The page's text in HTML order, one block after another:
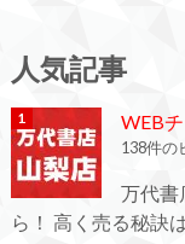
人気記事
WEB
138件の
万代書
ら！ 高く売る秘訣